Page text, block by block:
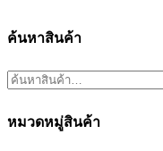
ค้นหาสินค้า
ค้นหา:
หมวดหมู่สินค้า